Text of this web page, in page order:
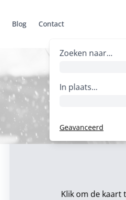
Blog Contact
Zoeken naar...
In plaats...
Geavanceerd
Klik om de kaart